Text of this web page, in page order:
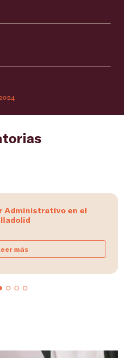
Administrativo en el
más